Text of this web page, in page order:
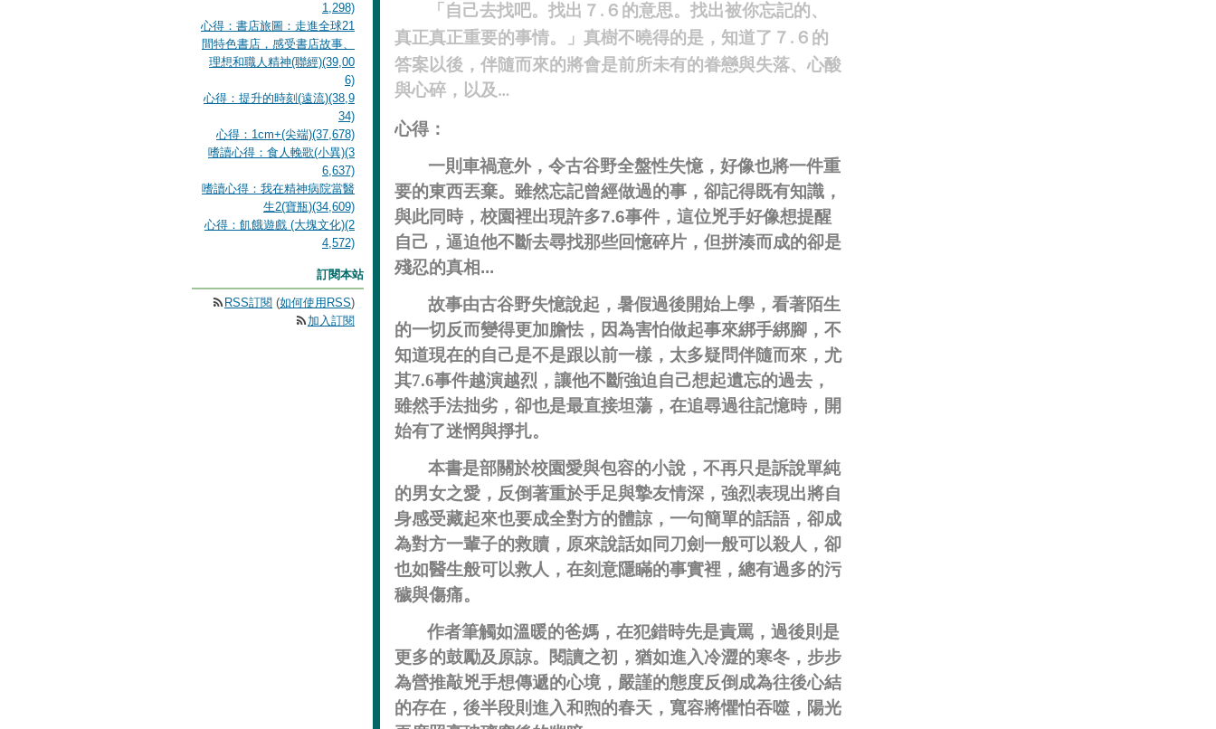
「自己去找吧。找出７ . ６的意思。找出被你忘記的、
真正真正重要的事情。」真樹不曉得的是，知道了７ . ６的
答案以後，伴隨而來的將會是前所未有的眷戀與失落、心酸
與心碎，以及 …
心得：
一則車禍意外，令古谷野全盤性失憶，好像也將一件重
要的東西丟棄。雖然忘記曾經做過的事，卻記得既有知識，
與此同時，校園裡出現許多7.6事件，這位兇手好像想提醒
自己，逼迫他不斷去尋找那些回憶碎片，但拼湊而成的卻是
殘忍的真相...
故事由古谷野失憶說起，暑假過後開始上學，看著陌生
的一切反而變得更加膽怯，因為害怕做起事來綁手綁腳，不
知道現在的自己是不是跟以前一樣，太多疑問伴隨而來，尤
其7.6事件越演越烈，讓他不斷強迫自己想起遺忘的過去，
雖然手法拙劣，卻也是最直接坦蕩，在追尋過往記憶時，開
始有了迷惘與掙扎。
本書是部關於校園愛與包容的小說，不再只是訴說單純
的男女之愛，反倒著重於手足與摯友情深，強烈表現出將自
身感受藏起來也要成全對方的體諒，一句簡單的話語，卻成
為對方一輩子的救贖，原來說話如同刀劍一般可以殺人，卻
也如醫生般可以救人，在刻意隱瞞的事實裡，總有過多的污
穢與傷痛。
作者筆觸如溫暖的爸媽，在犯錯時先是責罵，過後則是
更多的鼓勵及原諒。閱讀之初，猶如進入冷澀的寒冬，步步
為營推敲兇手想傳遞的心境，嚴謹的態度反倒成為往後心結
的存在，後半段則進入和煦的春天，寬容將懼怕吞噬，陽光
1,298)
心得：書店旅圖：走進全球21
間特色書店，感受書店故事、
理想和職人精神(聯經)(39,00
6)
心得：提升的時刻(遠流)(38,9
34)
心得：1cm+(尖端)(37,678)
嗜讀心得：食人輓歌(小異)(3
6,637)
嗜讀心得：我在精神病院當醫
生2(寶瓶)(34,609)
心得：飢餓遊戲 (大塊文化)(2
4,572)
訂閱本站
RSS訂閱 (如何使用RSS)
加入訂閱